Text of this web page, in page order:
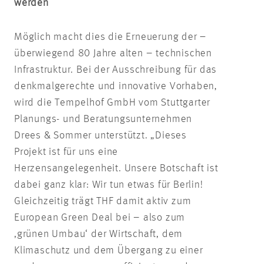
werden
Möglich macht dies die Erneuerung der –
überwiegend 80 Jahre alten – technischen
Infrastruktur. Bei der Ausschreibung für das
denkmalgerechte und innovative Vorhaben,
wird die Tempelhof GmbH vom Stuttgarter
Planungs- und Beratungsunternehmen
Drees & Sommer unterstützt. „Dieses
Projekt ist für uns eine
Herzensangelegenheit. Unsere Botschaft ist
dabei ganz klar: Wir tun etwas für Berlin!
Gleichzeitig trägt THF damit aktiv zum
European Green Deal bei – also zum
‚grünen Umbau‘ der Wirtschaft, dem
Klimaschutz und dem Übergang zu einer